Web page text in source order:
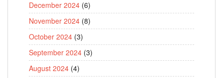
December 2024 (6)
November 2024 (8)
October 2024 (3)
September 2024 (3)
August 2024 (4)